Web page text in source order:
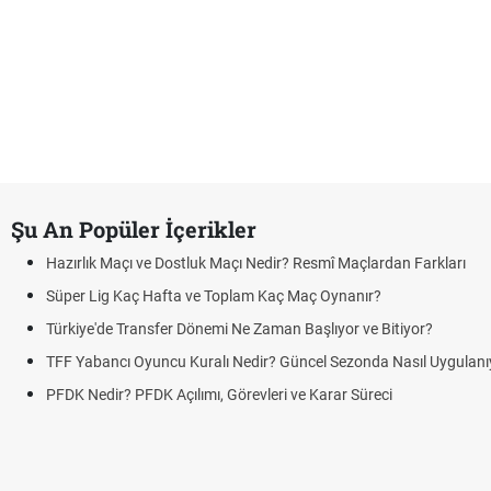
Şu An Popüler İçerikler
Hazırlık Maçı ve Dostluk Maçı Nedir? Resmî Maçlardan Farkları
Süper Lig Kaç Hafta ve Toplam Kaç Maç Oynanır?
Türkiye'de Transfer Dönemi Ne Zaman Başlıyor ve Bitiyor?
TFF Yabancı Oyuncu Kuralı Nedir? Güncel Sezonda Nasıl
PFDK Nedir? PFDK Açılımı, Görevleri ve Karar Süreci